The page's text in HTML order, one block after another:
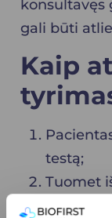
konsultavęs
gali būti
Kaip
testą;
Tuomet
kuriame